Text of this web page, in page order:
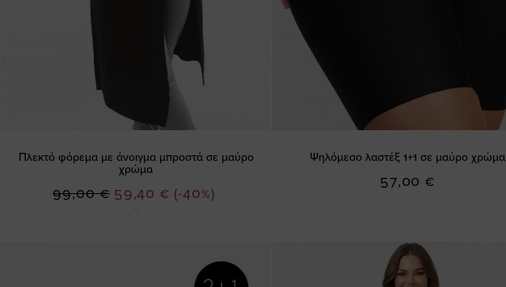
Πλεκτό φόρεμα με άνοιγμα μπροστά σε μαύρο
χρώμα
(-40%)
Ειδική
59,40 €
99,00 €
Ψηλόμεσο λαστέξ 1+1 σε μαύρο χρώμα
57,00 €